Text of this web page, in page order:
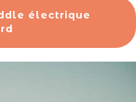
électrique